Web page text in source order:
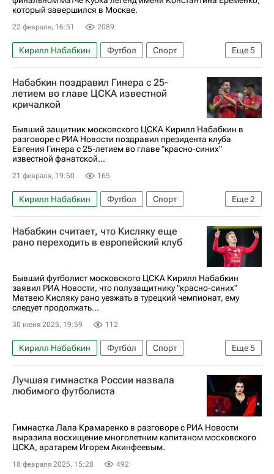
который завершился в Москве.
22 февраля, 16:51 2089
Еще5
Кирилл Набабкин Футбол
Спорт
Сергей Игнашевич
Александр Павленко
ПФК ЦСКА
Спартак Москва Кубок легенд
Набабкин поздравил Гинера с 25-
летием во главе ЦСКА известной
кричалкой
Бывший защитник московского ЦСКА Кирилл Набабкин в
разговоре с РИА Новости поздравил президента клуба
Евгения Гинера с 25-летием во главе "красно-синих"
известной фанатской...
21 февраля, 19:50 165
Еще2
Кирилл Набабкин Футбол
Спорт
Евгений Гинер
ЦСКА
Набабкин считает, что Кисляку еще
рано переходить в европейский клуб
Бывший футболист московского ЦСКА Кирилл Набабкин
заявил РИА Новости, что полузащитнику "красно-синих"
Матвею Кисляку рано уезжать в турецкий чемпионат, ему
следует продолжать...
30 июня 2025, 19:59 112
Еще5
Кирилл Набабкин Футбол
Спорт
Матвей Кисляк
Жозе Моуринью
ПФК ЦСКА
Фенербахче
РПЛ 2026-2027 (Чемпионат России по футболу)
Лучшая гимнастка России назвала
любимого футболиста
Гимнастка Лала Крамаренко в разговоре с РИА Новости
выразила восхищение многолетним капитаном московского
ЦСКА, вратарем Игорем Акинфеевым.
18 февраля 2025, 15:28 492